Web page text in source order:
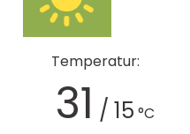
Temperatur:
31 / 15 °C